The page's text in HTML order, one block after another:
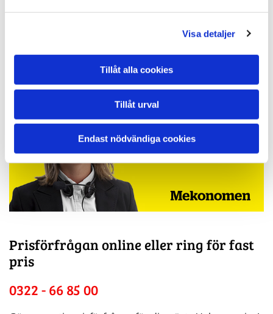
Visa detaljer
Tillåt alla cookies
Tillåt urval
Endast nödvändiga cookies
Prisförfrågan online eller ring för fast
pris
0322 - 66 85 00